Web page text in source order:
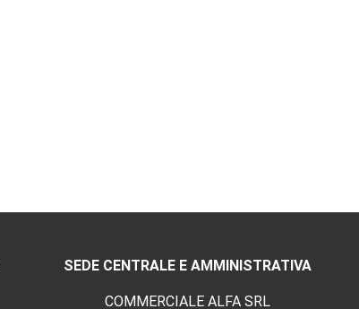
SEDE CENTRALE E AMMINISTRATIVA
COMMERCIALE ALFA SRL